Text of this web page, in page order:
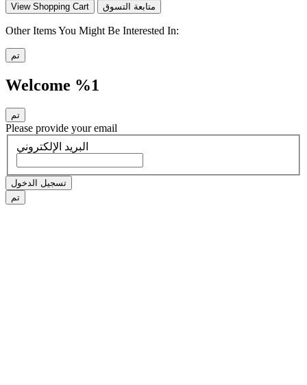
View Shopping Cart متابعة التسوق
Other Items You Might Be Interested In:
تم
Welcome %1
تم
Please provide your email
البريد الإلكتروني
تسجيل الدخول
تم